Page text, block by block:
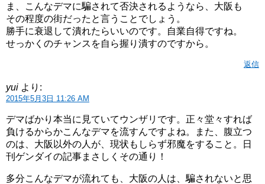
ま、こんなデマに騙されて否決されるようなら、大阪も
その程度の街だったと言うことでしょう。
勝手に衰退して潰れたらいいのです。自業自得ですね。
せっかくのチャンスを自ら握り潰すのですから。
返信
yui より:
2015年5月3日 11:26 AM
デマばかり本当に見ていてウンザリです。正々堂々すれば
負けるからかこんなデマを流すんですよね。また、腹立つ
のは、大阪以外の人が、現状もしらず邪魔をすること。日
刊ゲンダイの記事まさしくその通り！
多分こんなデマが流れても、大阪の人は、騙されないと思